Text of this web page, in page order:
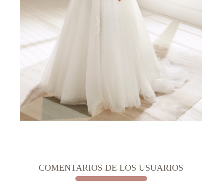
COMENTARIOS DE LOS USUARIOS